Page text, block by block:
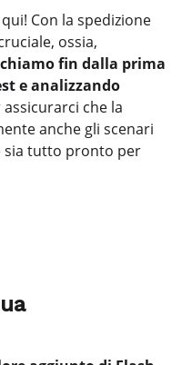
Con la spedizione
ossia,
fin dalla prima
e analizzando
assicurarci che la
anche gli scenari
sia tutto pronto per